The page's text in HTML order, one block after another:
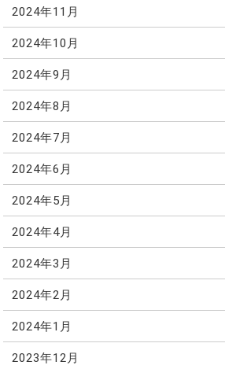
2024年11月
2024年10月
2024年9月
2024年8月
2024年7月
2024年6月
2024年5月
2024年4月
2024年3月
2024年2月
2024年1月
2023年12月